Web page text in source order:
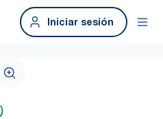
Iniciar sesión